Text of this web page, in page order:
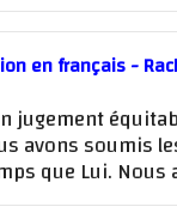
en français -
avons soumis
que Lui. Nous